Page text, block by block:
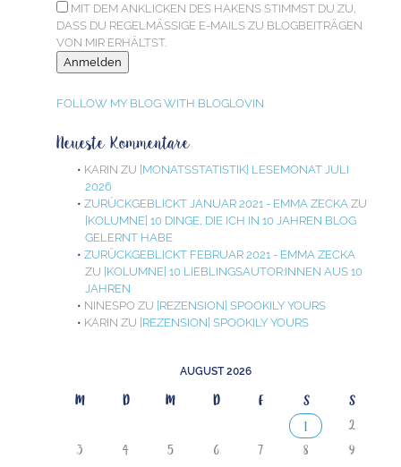
MIT DEM ANKLICKEN DES HAKENS STIMMST DU ZU,
DASS DU REGELMÄSSIGE E-MAILS ZU BLOGBEITRÄGEN V
ON MIR ERHÄLTST.
FOLLOW MY BLOG WITH BLOGLOVIN
Neueste Kommentare
KARIN ZU [MONATSSTATISTIK] LESEMONAT JULI
2026
ZURÜCKGEBLICKT JANUAR 2021 - EMMA ZECKA ZU
[KOLUMNE] 10 DINGE, DIE ICH IN 10 JAHREN BLOG
GELERNT HABE
ZURÜCKGEBLICKT FEBRUAR 2021 - EMMA ZECKA
ZU [KOLUMNE] 10 LIEBLINGSAUTOR:INNEN AUS 10
JAHREN
NINESPO ZU [REZENSION] SPOOKILY YOURS
KARIN ZU [REZENSION] SPOOKILY YOURS
AUGUST 2026
M D M D F S
S
1
2
3
4 5 6 7 8
9